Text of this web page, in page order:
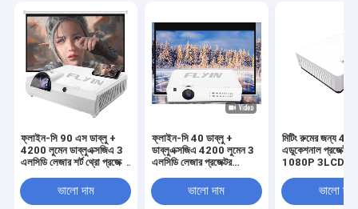
ফ্লাইন-সি 90 এস ডাব্লু +
4200 লুমেন ডাব্লুএক্সজিএ 3
এলসিডি লেজার শর্ট থ্রো প্রজেক্টর
5000000: 1 বিপরীতে শিক্ষা
ব্যবসায়ের জন্য
ভালো দাম
ফ্লাইন-সি 40 ডাব্লু +
ডাব্লুএক্সজিএ 4200 লুমেন 3
এলসিডি লেজার প্রজেক্টর
কনফারেন্স ক্লাসরুম শিক্ষামূলক
প্রজেক্টর
ভালো দাম
মিটিং রুমের জন্য
এডুকেশনাল প্রজেক্টর
1080P 3LCD
ভালো দাম